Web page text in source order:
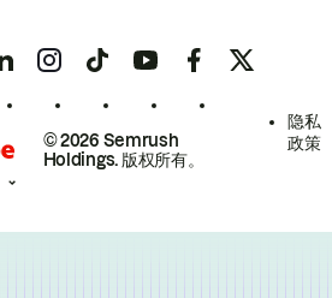
© 2026 Semrush
Holdings. 版权所有。
隐私
政策